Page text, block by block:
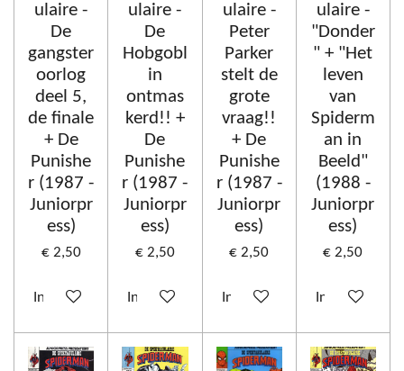
ulaire -
De
gangster
oorlog
deel 5,
de finale
+ De
Punishe
r (1987 -
Juniorpr
ess)
€ 2,50
In winkelwagen
ulaire -
De
Hobgobl
in
ontmas
kerd!! +
De
Punishe
r (1987 -
Juniorpr
ess)
€ 2,50
In winkelwagen
ulaire -
Peter
Parker
stelt de
grote
vraag!!
+ De
Punishe
r (1987 -
Juniorpr
ess)
€ 2,50
In winkelwagen
ulaire -
"Donder
" + "Het
leven
van
Spiderm
an in
Beeld"
(1988 -
Juniorpr
ess)
€ 2,50
In